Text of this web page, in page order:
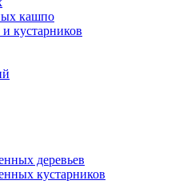
кашпо
кустарников
деревьев
кустарников